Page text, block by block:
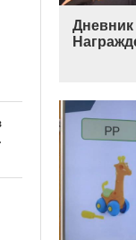
Дневник